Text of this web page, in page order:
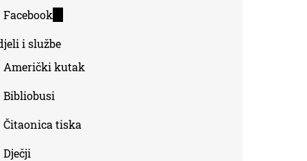
external)
Facebook
external)
i službe
Američki kutak
Bibliobusi
Čitaonica tiska
Dječji